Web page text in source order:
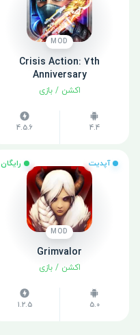
MOD
Crisis Action: 7th
Anniversary
اکشن /بازی
4.4
4.5.6
آپدیت رایگان
MOD
Grimvalor
اکشن /بازی
5.0
1.2.5